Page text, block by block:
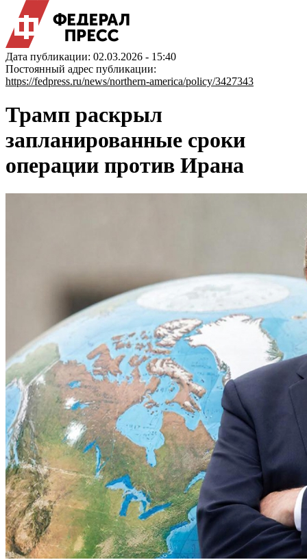
Дата публикации: 02.03.2026 - 15:40
Постоянный адрес публикации:
https://fedpress.ru/news/northern-america/policy/3427343
Трамп раскрыл
запланированные сроки
операции против Ирана